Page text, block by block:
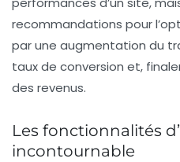
recommandations pour
par une augmentation du
taux de conversion et,
des revenus.
Les fonctionnalités
incontournable